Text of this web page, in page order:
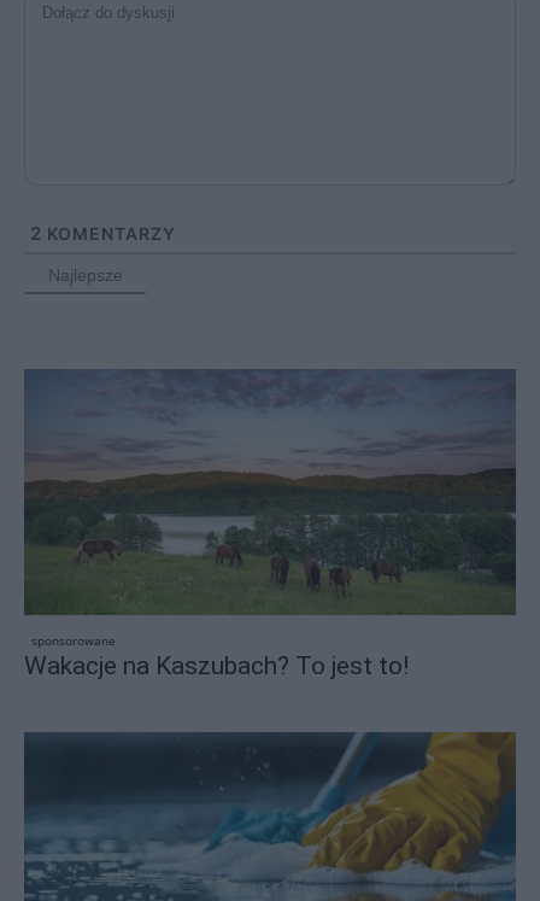
2 KOMENTARZY
Najlepsze
sponsorowane
Wakacje na Kaszubach? To jest to!